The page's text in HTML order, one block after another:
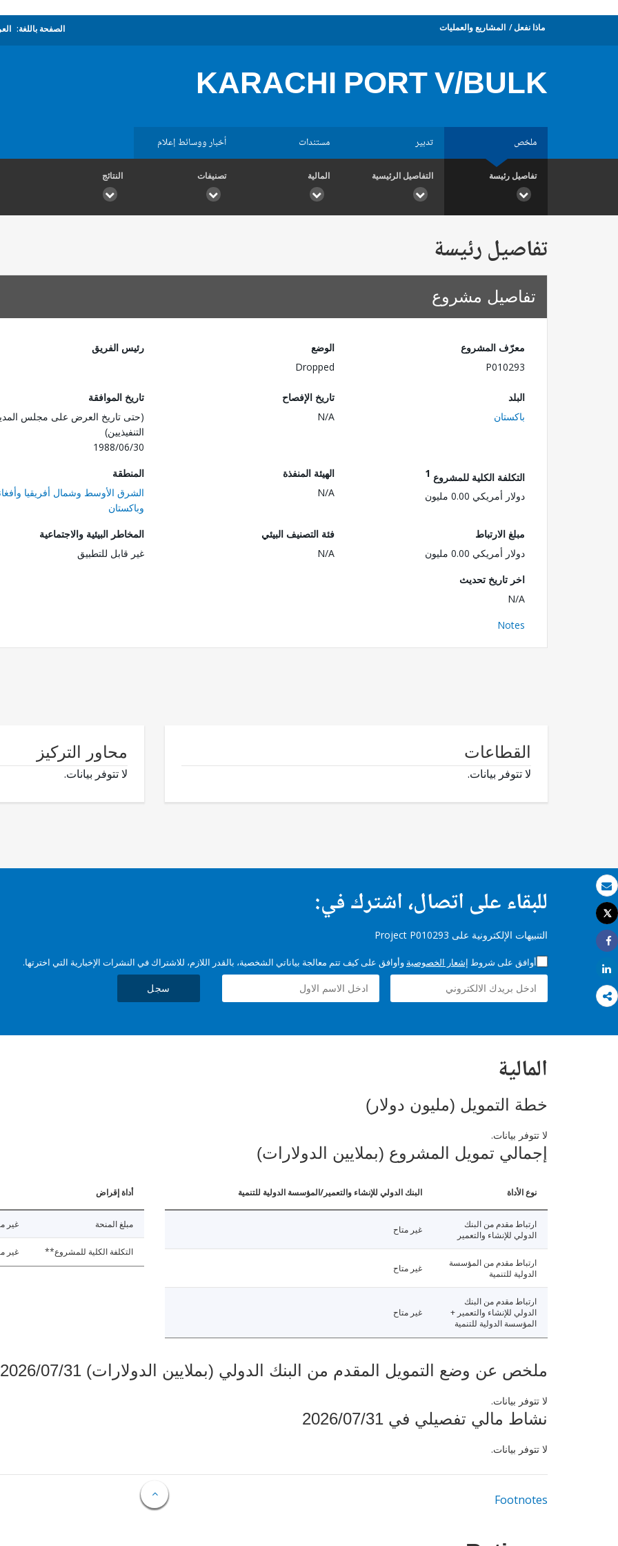
بريد الكتروني
طباعة
Tweet
Share
Share
ماذا نفعل المشاريع والعمليات الصفحة باللغة:
KARACHI PORT V/BULK
ملخص تدبير مستندات أخبار ووسائط إعلام
تفاصيل رئيسة التفاصيل الرئيسية المالية تصنيفات النتائج
تفاصيل رئيسة
تفاصيل مشروع
معرّف المشروع
P010293
الوضع
Dropped
رئيس الفريق
البلد
باكستان
تاريخ الإفصاح
N/A
تاريخ الموافقة
(حتى تاريخ العرض على مجلس
التنفيذيين)
1988/06/30
التكلفة الكلية للمشروع 1
دولار أمريكي 0.00 مليون
الهيئة المنفذة
N/A
المنطقة
الشرق الأوسط وشمال أفريقيا
وباكستان
مبلغ الارتباط
دولار أمريكي 0.00 مليون
فئة التصنيف البيئي
N/A
المخاطر البيئية والاجتماعية
غير قابل للتطبيق
اخر تاريخ تحديث
N/A
Notes
القطاعات
لا تتوفر بيانات.
محاور التركيز
لا تتوفر بيانات.
للبقاء على اتصال، اشترك في:
التنبيهات الإلكترونية على Project P010293
أوافق على شروط إشعار الخصوصية وأوافق على كيف تتم معالجة بياناتي الشخصية، بالقدر اللازم، للاشتراك في النشرات الإخبارية التي اخترتها.
سجل
المالية
خطة التمويل (مليون دولار)
لا تتوفر بيانات.
إجمالي تمويل المشروع (بملايين الدولارات)
نوع الأداة البنك الدولي للإنشاء والتعمير/المؤسسة الدولية للتنمية
ارتباط مقدم من البنك
الدولي للإنشاء والتعمير
غير متاح
ارتباط مقدم من المؤسسة
الدولية للتنمية
غير متاح
ارتباط مقدم من البنك
الدولي للإنشاء والتعمير +
المؤسسة الدولية للتنمية
غير متاح
أداة إقراض
مبلغ المنحة غير
التكلفة الكلية للمشروع** غير
ملخص عن وضع التمويل المقدم من البنك الدولي (بملايين الدولارات) 2026/07/31
لا تتوفر بيانات.
نشاط مالي تفصيلي في 2026/07/31
لا تتوفر بيانات.
Footnotes